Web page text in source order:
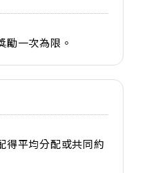
勵一次為限。
得平均分配或共同約